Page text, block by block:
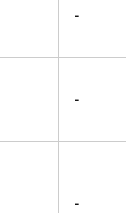
-
-
-